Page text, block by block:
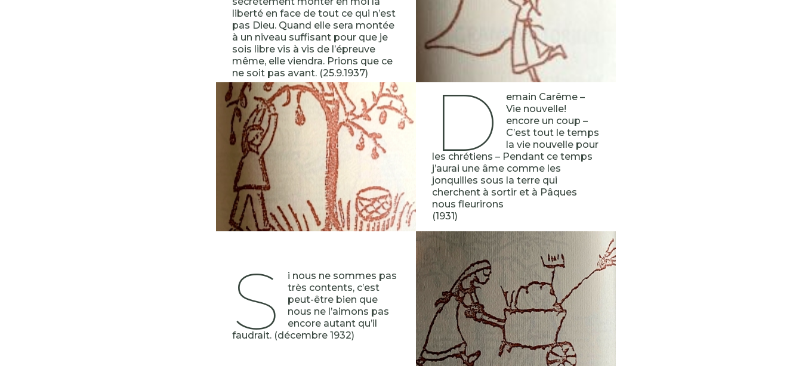
liberté en face de tout ce qui n’est
pas Dieu. Quand elle sera montée
à un niveau suffisant pour que je
sois libre vis à vis de l’épreuve
même, elle viendra. Prions que ce
ne soit pas avant. (25.9.1937)
D
emain Carême –
Vie nouvelle!
encore un coup –
C’est tout le temps
la vie nouvelle pour
les chrétiens – Pendant ce temps
j’aurai une âme comme les
jonquilles sous la terre qui
cherchent à sortir et à Pâques
nous fleurirons
(1931)
S
i nous ne sommes pas
très contents, c’est
peut-être bien que
nous ne l’aimons pas
encore autant qu’il
faudrait. (décembre 1932)